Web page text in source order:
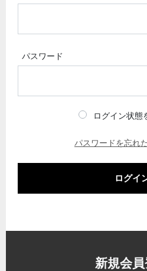
パスワード
ログイン状態
パスワードを忘れ
ログイ
新規会